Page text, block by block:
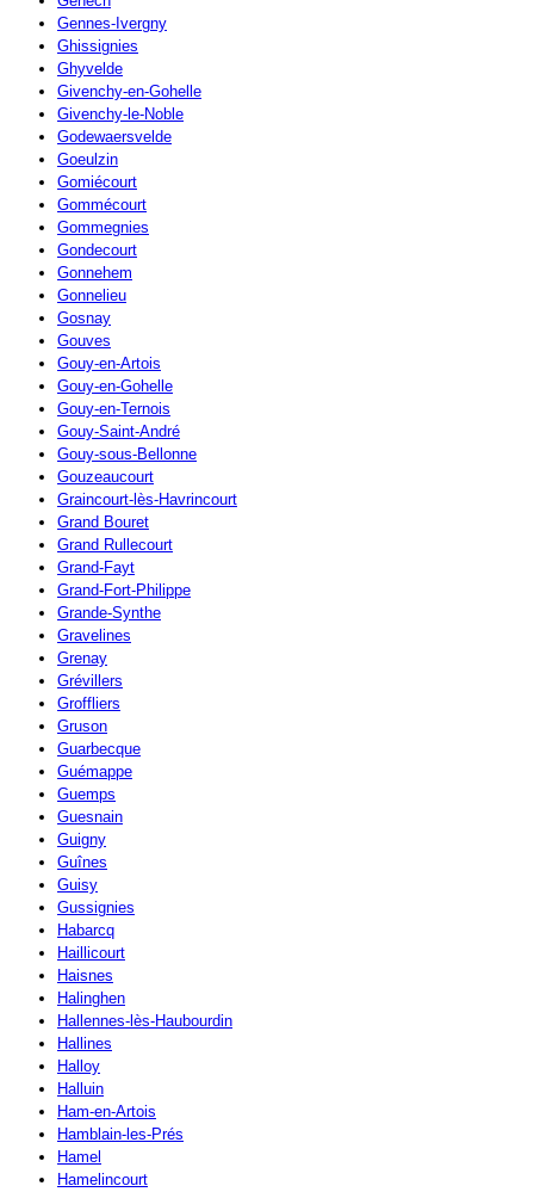
Gennes-Ivergny
Ghissignies
Ghyvelde
Givenchy-en-Gohelle
Givenchy-le-Noble
Godewaersvelde
Goeulzin
Gomiécourt
Gommécourt
Gommegnies
Gondecourt
Gonnehem
Gonnelieu
Gosnay
Gouves
Gouy-en-Artois
Gouy-en-Gohelle
Gouy-en-Ternois
Gouy-Saint-André
Gouy-sous-Bellonne
Gouzeaucourt
Graincourt-lès-Havrincourt
Grand Bouret
Grand Rullecourt
Grand-Fayt
Grand-Fort-Philippe
Grande-Synthe
Gravelines
Grenay
Grévillers
Groffliers
Gruson
Guarbecque
Guémappe
Guemps
Guesnain
Guigny
Guînes
Guisy
Gussignies
Habarcq
Haillicourt
Haisnes
Halinghen
Hallennes-lès-Haubourdin
Hallines
Halloy
Halluin
Ham-en-Artois
Hamblain-les-Prés
Hamel
Hamelincourt